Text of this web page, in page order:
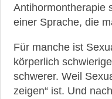
Antihormontherapie
einer Sprache, die
Für manche ist
körperlich
schwerer. Weil
zeigen“ ist. Und